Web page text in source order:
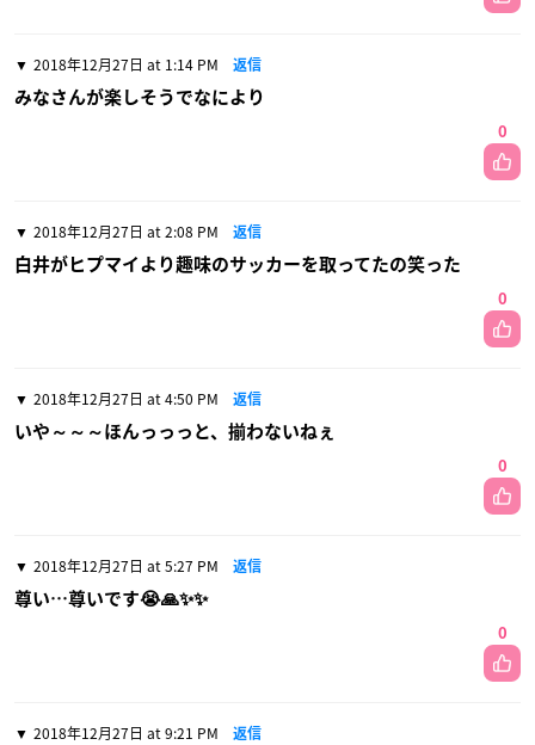
2018年12月27日 at 1:14 PM 返信
みなさんが楽しそうでなにより
0
2018年12月27日 at 2:08 PM 返信
白井がヒプマイより趣味のサッカーを取ってたの笑った
0
2018年12月27日 at 4:50 PM 返信
いや～～～ほんっっっと、揃わないねぇ
0
2018年12月27日 at 5:27 PM 返信
尊い…尊いです😭🙏✨✨
0
2018年12月27日 at 9:21 PM 返信